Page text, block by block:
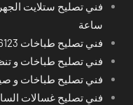
ساعة
فني تصليح طباخات 67616123 الكويت
فني تصليح طباخات و
فني تصليح طباخات و
فني تصليح غسالات